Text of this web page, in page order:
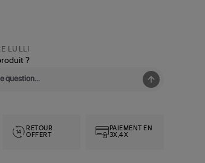
LULLI
?
RETOUR
OFFERT
PAIEMENT EN
3X,4X